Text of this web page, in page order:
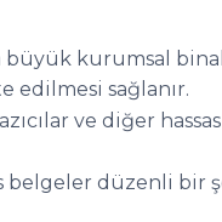
kurumsal
edilmesi sağlanır.
ve diğer
belgeler düzenli bir